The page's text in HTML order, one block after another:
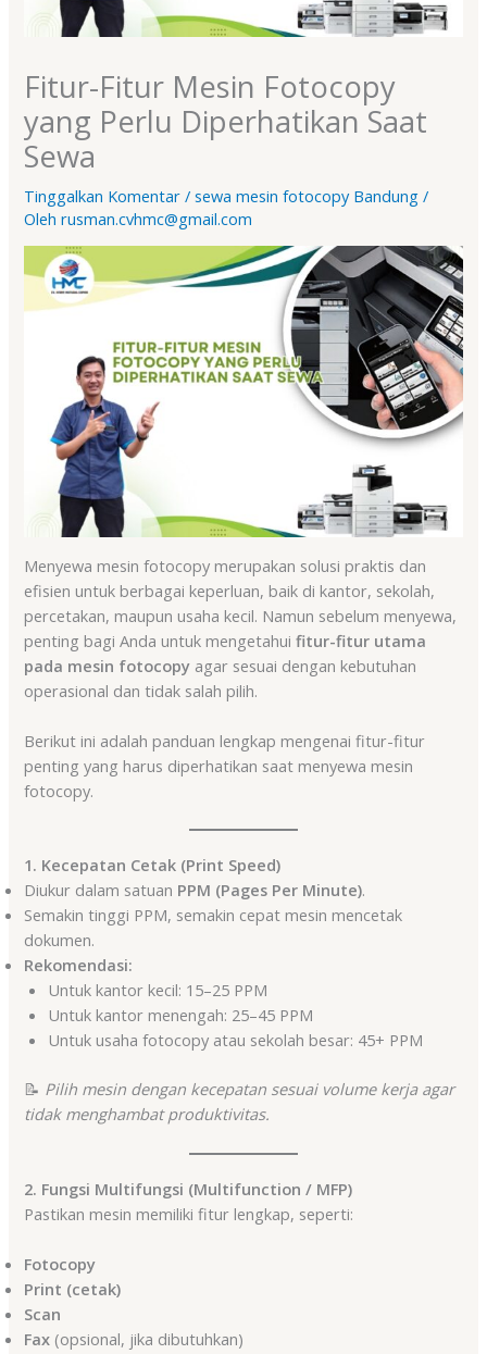
Fitur-Fitur Mesin Fotocopy
yang Perlu Diperhatikan Saat
Sewa
Tinggalkan Komentar /sewa mesin fotocopy Bandung /
Olehrusman.cvhmc@gmail.com
Menyewa mesin fotocopy merupakan solusi praktis dan
efisien untuk berbagai keperluan, baik di kantor, sekolah,
percetakan, maupun usaha kecil. Namun sebelum menyewa,
penting bagi Anda untuk mengetahuifitur-fitur utama
pada mesin fotocopy agar sesuai dengan kebutuhan
operasional dan tidak salah pilih.
Berikut ini adalah panduan lengkap mengenai fitur-fitur
penting yang harus diperhatikan saat menyewa mesin
fotocopy.
1. Kecepatan Cetak (Print Speed)
Diukur dalam satuan PPM (Pages Per Minute).
Semakin tinggi PPM, semakin cepat mesin mencetak
dokumen.
Rekomendasi:
Untuk kantor kecil: 15–25 PPM
Untuk kantor menengah: 25–45 PPM
Untuk usaha fotocopy atau sekolah besar: 45+ PPM
📝 Pilih mesin dengan kecepatan sesuai volume kerja agar
tidak menghambat produktivitas.
2. Fungsi Multifungsi (Multifunction / MFP)
Pastikan mesin memiliki fitur lengkap, seperti:
Fotocopy
Print (cetak)
Scan
Fax (opsional, jika dibutuhkan)